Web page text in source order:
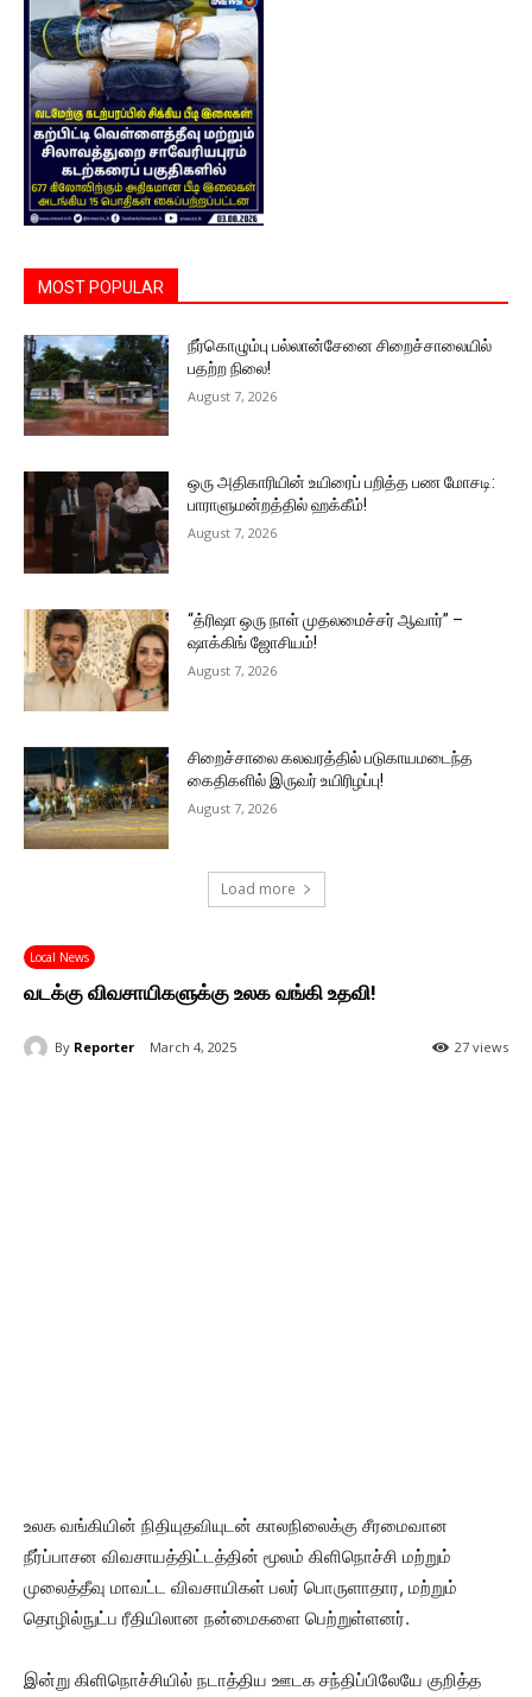
MOST POPULAR
நீர்கொழும்பு பல்லான்சேனை சிறைச்சாலையில்
பதற்ற நிலை!
August 7, 2026
ஒரு அதிகாரியின் உயிரைப் பறித்த பண மோசடி:
பாராளுமன்றத்தில் ஹக்கீம்!
August 7, 2026
“த்ரிஷா ஒரு நாள் முதலமைச்சர் ஆவார்” –
ஷாக்கிங் ஜோசியம்!
August 7, 2026
சிறைச்சாலை கலவரத்தில் படுகாயமடைந்த
கைதிகளில் இருவர் உயிரிழப்பு!
August 7, 2026
Load more
Local News
வடக்கு விவசாயிகளுக்கு உலக வங்கி உதவி!
27 views
By Reporter March 4, 2025
உலக வங்கியின் நிதியுதவியுடன் காலநிலைக்கு சீரமைவான
நீர்ப்பாசன விவசாயத்திட்டத்தின் மூலம் கிளிநொச்சி மற்றும்
முலைத்தீவு மாவட்ட விவசாயிகள் பலர் பொருளாதார, மற்றும்
தொழில்நுட்ப ரீதியிலான நன்மைகளை பெற்றுள்ளனர்.
இன்று கிளிநொச்சியில் நடாத்திய ஊடக சந்திப்பிலேயே குறித்த